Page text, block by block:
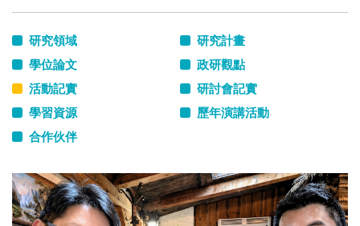
研究領域
研究計畫
學位論文
政研觀點
活動記實
研討會記實
學習資源
歷年演講活動
合作伙伴